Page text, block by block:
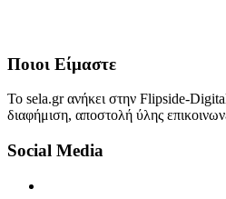
Ποιοι Είμαστε
Το sela.gr ανήκει στην Flipside-
διαφήμιση, αποστολή ύλης
Social Media